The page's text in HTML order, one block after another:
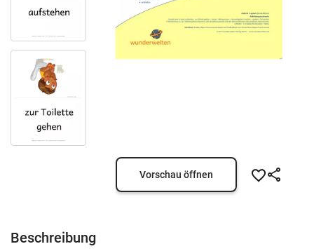
Vorschau öffnen
Beschreibung